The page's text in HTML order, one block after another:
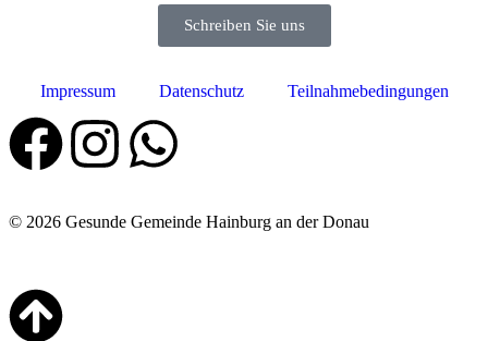
Schreiben Sie uns
Impressum Datenschutz Teilnahmebedingungen
© 2026 Gesunde Gemeinde Hainburg an der Donau